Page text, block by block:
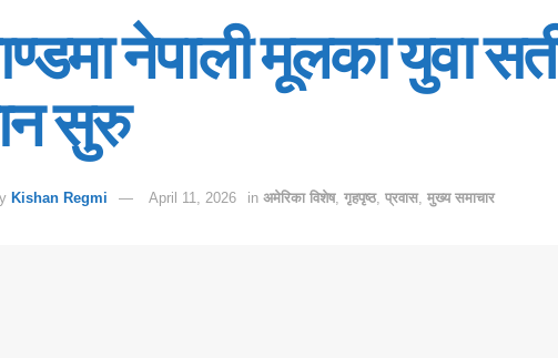
नेपाली मूलका युवा
सुरु
Kishan Regmi April 11, 2026 in अमेरिका विशेष, गृहपृष्ठ, प्रवास, मुख्य समाचार